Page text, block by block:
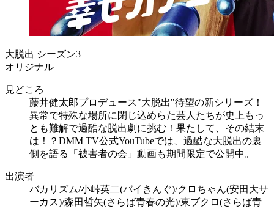
大脱出 シーズン3
オリジナル
見どころ
藤井健太郎プロデュース"大脱出"待望の新シリーズ！
異常で特殊な場所に閉じ込めらた芸人たちが史上もっ
とも難解で過酷な脱出劇に挑む！果たして、その結末
は！？DMM TV公式YouTubeでは、過酷な大脱出の裏
側を語る「被害者の会」動画も期間限定で公開中。
出演者
バカリズム/小峠英二(バイきんぐ)/クロちゃん(安田大サ
ーカス)/森田哲矢(さらば青春の光)/東ブクロ(さらば青